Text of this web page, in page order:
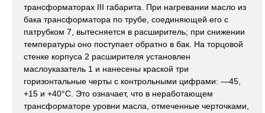
трансформаторах III габарита. При нагревании масло из
бака трансформатора по трубе, соединяющей его с
патрубком 7, вытесняется в расширитель; при снижении
температуры оно поступает обратно в бак. На торцовой
стенке корпуса 2 расширителя установлен
маслоуказатель 1 и нанесены краской три
горизонтальные черты с контрольными цифрами: —45,
+15 и +40°С. Это означает, что в неработающем
трансформаторе уровни масла, отмеченные черточками,